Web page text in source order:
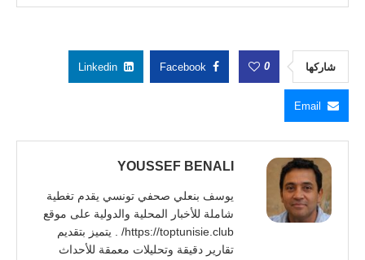
شاركها 0
Facebook
Linkedin
Email
YOUSSEF BENALI
يوسف بنعلي صحفي تونسي يقدم تغطية
شاملة للأخبار المحلية والدولية على موقع
https://toptunisie.club/ . يتميز بتقديم
تقارير دقيقة وتحليلات معمقة للأحداث